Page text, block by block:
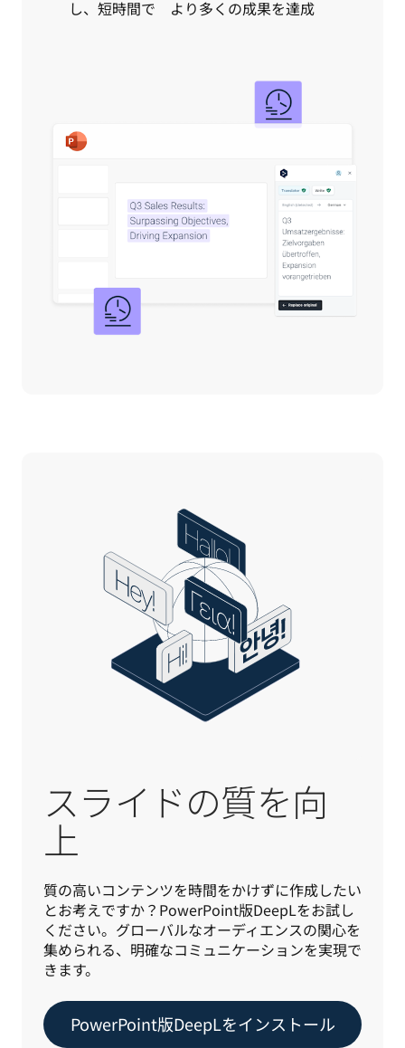
し、短時間で より多くの成果を達成
スライドの質を向
上
質の高いコンテンツを時間をかけずに作成したい
とお考えですか？PowerPoint版DeepLをお試し
ください。グローバルなオーディエンスの関心を
集められる、明確なコミュニケーションを実現で
きます。
PowerPoint版DeepLをインストール